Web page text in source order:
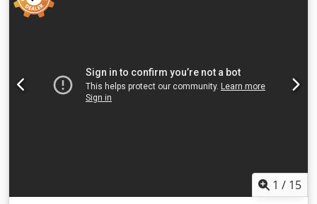
snelsluitkoppeling CW20 * Inclusief hydraulische
grijperbak * Duitse machine * Eerste eigenaar * Rubberen
(via WhatsApp Erik) * Prijs: 45.900 euro, netto + 19% BTW. -
--- Voor verdere vragen kunt u bellen: Erik Kortum:
WhatsApp ?Alle gegevens zijn onder voorbehoud en er
1 / 15